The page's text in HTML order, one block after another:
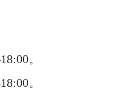
。
。